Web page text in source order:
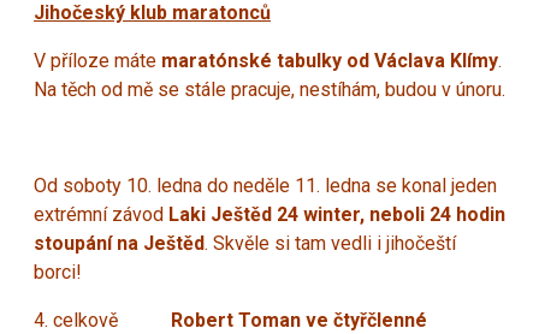
Jihočeský klub maratonců
V příloze máte maratónské tabulky od Václava Klímy.
Na těch od mě se stále pracuje, nestíhám, budou v únoru.
Od soboty 10. ledna do neděle 11. ledna se konal jeden
extrémní závod Laki Ještěd 24 winter, neboli 24 hodin
stoupání na Ještěd. Skvěle si tam vedli i jihočeští
borci!
4. celkově
Robert Toman ve čtyřčlenné